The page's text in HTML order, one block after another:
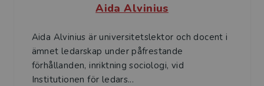
Aida Alvinius
Aida Alvinius är universitetslektor och docent i
ämnet ledarskap under påfrestande
förhållanden, inriktning sociologi, vid
Institutionen för ledars...